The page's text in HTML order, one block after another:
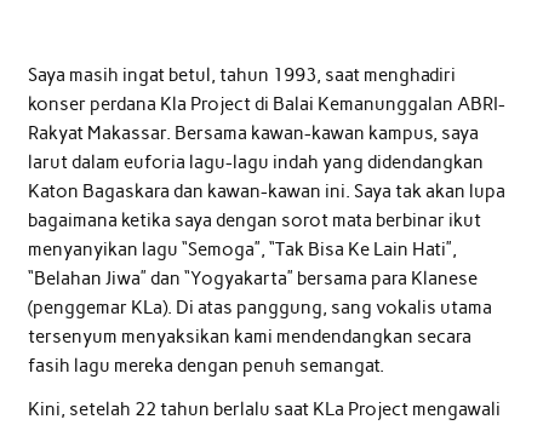
Saya masih ingat betul, tahun 1993, saat menghadiri
konser perdana Kla Project di Balai Kemanunggalan ABRI-
Rakyat Makassar. Bersama kawan-kawan kampus, saya
larut dalam euforia lagu-lagu indah yang didendangkan
Katon Bagaskara dan kawan-kawan ini. Saya tak akan lupa
bagaimana ketika saya dengan sorot mata berbinar ikut
menyanyikan lagu “Semoga”, “Tak Bisa Ke Lain Hati”,
“Belahan Jiwa” dan “Yogyakarta” bersama para Klanese
(penggemar KLa). Di atas panggung, sang vokalis utama
tersenyum menyaksikan kami mendendangkan secara
fasih lagu mereka dengan penuh semangat.
Kini, setelah 22 tahun berlalu saat KLa Project mengawali